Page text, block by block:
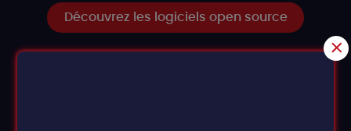
Découvrez les logiciels open source